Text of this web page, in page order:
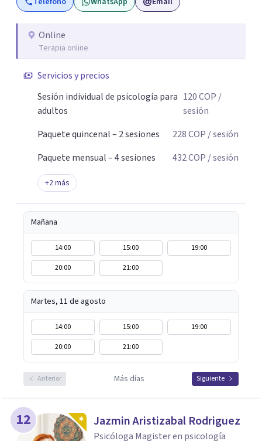
Online
Terapia online
Servicios y precios
Sesión individual de psicología para
adultos
120COP /
sesión
Paquete quincenal – 2 sesiones
228COP / sesión
Paquete mensual – 4 sesiones
432COP / sesión
+2más
Mañana
14:00 15:00
19:00
20:00
21:00
Martes, 11 de agosto
14:00 15:00
19:00
20:00
21:00
Anterior Más días Siguiente
12 Jazmin Aristizabal Rodriguez
Psicóloga Magister en psicología